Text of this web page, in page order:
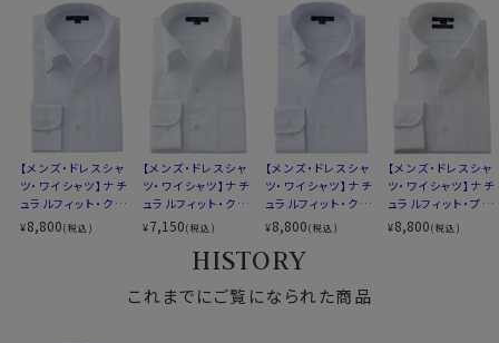
クールマックス®オールシーズン・ファブリックは、形態安
定性により、日々のお手入れが非常に楽。
お手入れ方法は全シャツ共通ですが、特に本製品は下記
方法でお手入れする事で、洗濯後のお手入れが楽になり
・洗濯ネットに入れ、脱水は短めに設定（1分以内を目安
に）。生地への負担が少なく、シワも残りにくくなります。
・洗濯後はできるだけ早めに取り出し、軽くはたいてシワ
を伸ばして干す。
・形を整えて干すことで、ほぼノーアイロンでご着用いた
※しわの出方は洗濯環境や干し方により異なります。
衿型
イタリアンカラー（ワンピースカラー）
ボタンダウン
後身頃
ポケット ポケットあり
柄
織柄無地
カフス
ラウンドカット
アジャスタブル
コンバーチブルカフス
S-37～LL-43・3L-45･4L-47cm
【メンズ・ドレスシャ
ツ・ワイシャツ】ナチ
ュラルフィット・クー
ルマックス・オールシ
ーズン・ドライ・形態
ー・ボタンダウン・第
¥8,800(税込)
【メンズ・ドレスシャ
ツ・ワイシャツ】ナチ
ュラルフィット・クー
ルマックス・ドライ・
形態安定・イタリア
ンカラー・ボタンダ
ウン・第一ボタンあ
り
¥7,150(税込)
【メンズ・ドレスシャ
ツ・ワイシャツ】ナチ
ュラルフィット・クー
ルマックス・オールシ
ーズン・ドライ・形態
安定・イタリアンカ
ラー・ボタンダウン・
スキッパー・第一ボ
タン無し
¥8,800(税込)
【メンズ・ドレスシャ
ツ・ワイシャツ】ナチ
ュラルフィット・プレ
ミアムコットン120
番手双糸・イージー
¥8,800(税込)
HISTORY
これまでにご覧になられた商品